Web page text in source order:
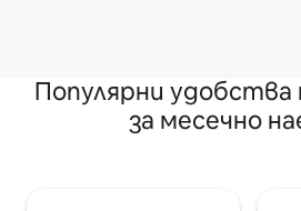
Популярни
за месечно